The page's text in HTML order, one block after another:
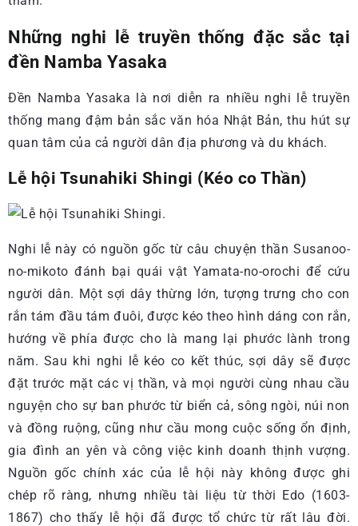
Những nghi lễ truyền thống đặc sắc tại
đền Namba Yasaka
Đền Namba Yasaka là nơi diễn ra nhiều nghi lễ truyền
thống mang đậm bản sắc văn hóa Nhật Bản, thu hút sự
quan tâm của cả người dân địa phương và du khách.
Lễ hội Tsunahiki Shingi (Kéo co Thần)
Nghi lễ này có nguồn gốc từ câu chuyện thần Susanoo-
no-mikoto đánh bại quái vật Yamata-no-orochi để cứu
người dân. Một sợi dây thừng lớn, tượng trưng cho con
rắn tám đầu tám đuôi, được kéo theo hình dáng con rắn,
hướng về phía được cho là mang lại phước lành trong
năm. Sau khi nghi lễ kéo co kết thúc, sợi dây sẽ được
đặt trước mặt các vị thần, và mọi người cùng nhau cầu
nguyện cho sự ban phước từ biển cả, sông ngòi, núi non
và đồng ruộng, cũng như cầu mong cuộc sống ổn định,
gia đình an yên và công việc kinh doanh thịnh vượng.
Nguồn gốc chính xác của lễ hội này không được ghi
chép rõ ràng, nhưng nhiều tài liệu từ thời Edo (1603-
1867) cho thấy lễ hội đã được tổ chức từ rất lâu đời.